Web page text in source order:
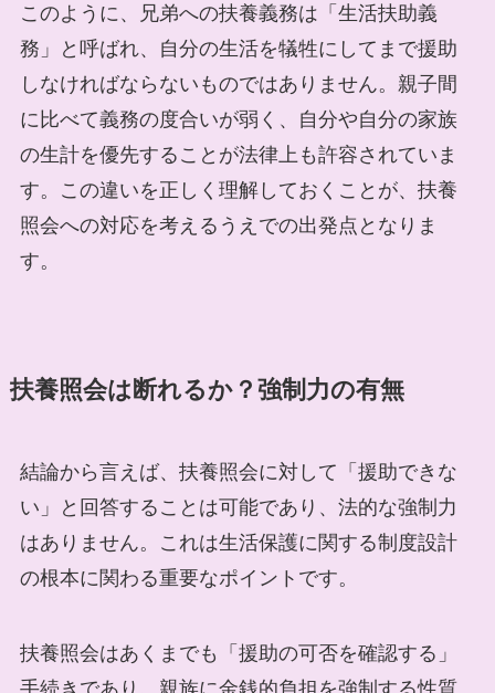
このように、兄弟への扶養義務は「生活扶助義
務」と呼ばれ、自分の生活を犠牲にしてまで援助
しなければならないものではありません。親子間
に比べて義務の度合いが弱く、自分や自分の家族
の生計を優先することが法律上も許容されていま
す。この違いを正しく理解しておくことが、扶養
照会への対応を考えるうえでの出発点となりま
す。
扶養照会は断れるか？強制力の有無
結論から言えば、扶養照会に対して「援助できな
い」と回答することは可能であり、法的な強制力
はありません。これは生活保護に関する制度設計
の根本に関わる重要なポイントです。
扶養照会はあくまでも「援助の可否を確認する」